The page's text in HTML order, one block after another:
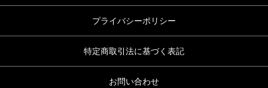
プライバシーポリシー
特定商取引法に基づく表記
お問い合わせ